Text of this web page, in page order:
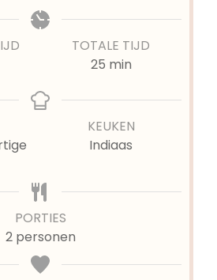
TOTALE TIJD
25minuten
min
KEUKEN
Indiaas
PORTIES
2 personen